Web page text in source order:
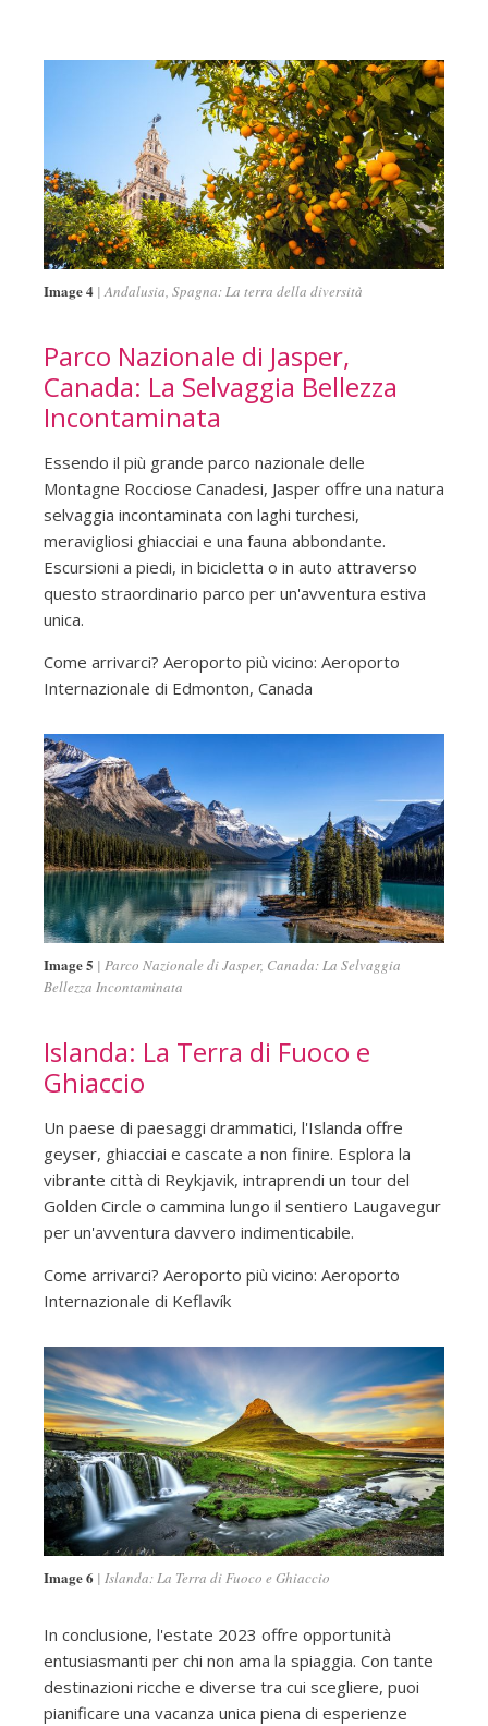
Image 4 Andalusia, Spagna: La terra della diversità
Parco Nazionale di Jasper,
Canada: La Selvaggia Bellezza
Incontaminata
Essendo il più grande parco nazionale delle
Montagne Rocciose Canadesi, Jasper offre una natura
selvaggia incontaminata con laghi turchesi,
meravigliosi ghiacciai e una fauna abbondante.
Escursioni a piedi, in bicicletta o in auto attraverso
questo straordinario parco per un'avventura estiva
unica.
Come arrivarci? Aeroporto più vicino: Aeroporto
Internazionale di Edmonton, Canada
Image 5
Parco Nazionale di Jasper, Canada: La Selvaggia
Bellezza Incontaminata
Islanda: La Terra di Fuoco e
Ghiaccio
Un paese di paesaggi drammatici, l'Islanda offre
geyser, ghiacciai e cascate a non finire. Esplora la
vibrante città di Reykjavik, intraprendi un tour del
Golden Circle o cammina lungo il sentiero Laugavegur
per un'avventura davvero indimenticabile.
Come arrivarci? Aeroporto più vicino: Aeroporto
Internazionale di Keflavík
Image 6 Islanda: La Terra di Fuoco e Ghiaccio
In conclusione, l'estate 2023 offre opportunità
entusiasmanti per chi non ama la spiaggia. Con tante
destinazioni ricche e diverse tra cui scegliere, puoi
pianificare una vacanza unica piena di esperienze